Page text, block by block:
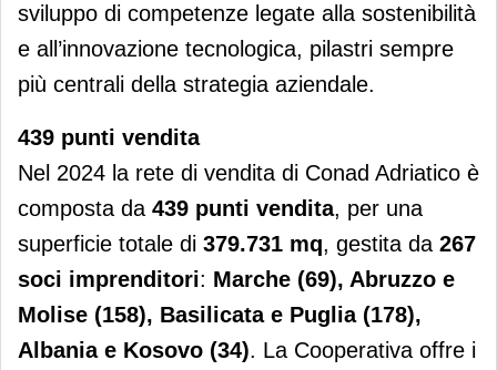
sviluppo di competenze legate alla sostenibilità
e all’innovazione tecnologica, pilastri sempre
più centrali della strategia aziendale.
439 punti vendita
Nel 2024 la rete di vendita di Conad Adriatico è
composta da 439 punti vendita, per una
superficie totale di 379.731 mq, gestita da 267
soci imprenditori: Marche (69), Abruzzo e
Molise (158), Basilicata e Puglia (178),
Albania e Kosovo (34). La Cooperativa offre i